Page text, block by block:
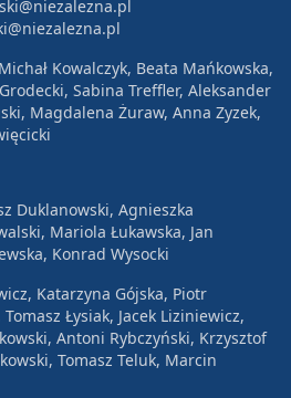
Kowalczyk, Beata Mańkowska,
Sabina Treffler, Aleksander
Magdalena Żuraw, Anna Zyzek,
Duklanowski, Agnieszka
Mariola Łukawska, Jan
Konrad Wysocki
Katarzyna Gójska, Piotr
Łysiak, Jacek Liziniewicz,
Antoni Rybczyński, Krzysztof
Tomasz Teluk, Marcin